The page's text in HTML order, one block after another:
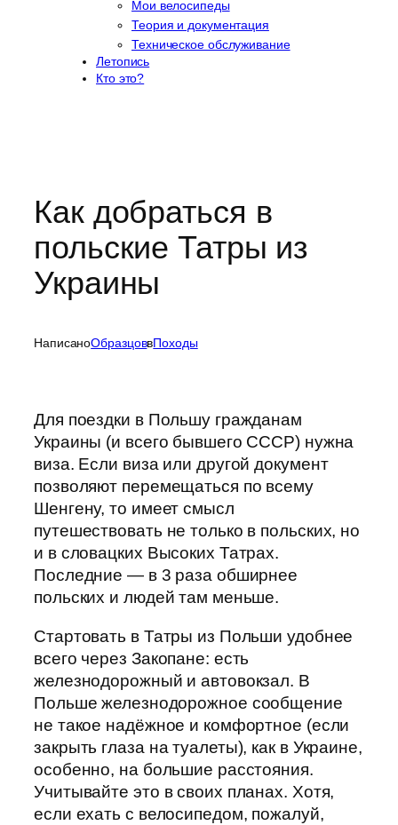
Мои велосипеды
Теория и документация
Техническое обслуживание
Летопись
Кто это?
Как добраться в
польские Татры из
Украины
НаписаноОбразцоввПоходы
Для поездки в Польшу гражданам
Украины (и всего бывшего СССР) нужна
виза. Если виза или другой документ
позволяют перемещаться по всему
Шенгену, то имеет смысл
путешествовать не только в польских, но
и в словацких Высоких Татрах.
Последние — в 3 раза обширнее
польских и людей там меньше.
Стартовать в Татры из Польши удобнее
всего через Закопане: есть
железнодорожный и автовокзал. В
Польше железнодорожное сообщение
не такое надёжное и комфортное (если
закрыть глаза на туалеты), как в Украине,
особенно, на большие расстояния.
Учитывайте это в своих планах. Хотя,
если ехать с велосипедом, пожалуй,